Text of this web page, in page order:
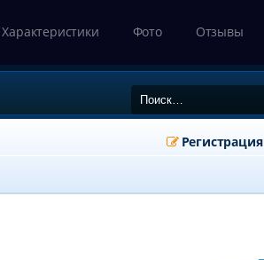
Характеристики Фото Отзывы
Регистрация